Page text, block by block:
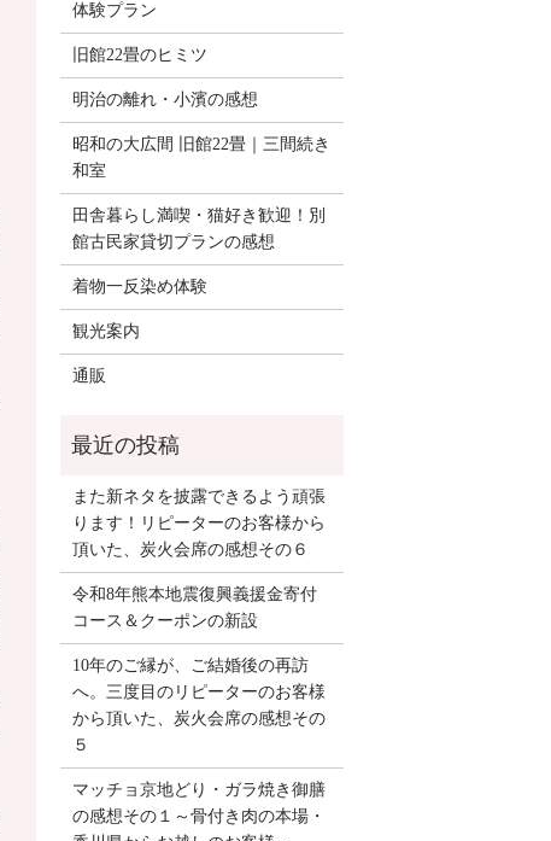
体験プラン
旧館22畳のヒミツ
明治の離れ・小濱の感想
昭和の大広間 旧館22畳｜三間続き
和室
田舎暮らし満喫・猫好き歓迎！別
館古民家貸切プランの感想
着物一反染め体験
観光案内
通販
また新ネタを披露できるよう頑張
ります！リピーターのお客様から
頂いた、炭火会席の感想その６
令和8年熊本地震復興義援金寄付
コース＆クーポンの新設
10年のご縁が、ご結婚後の再訪
へ。三度目のリピーターのお客様
から頂いた、炭火会席の感想その
５
マッチョ京地どり・ガラ焼き御膳
の感想その１～骨付き肉の本場・